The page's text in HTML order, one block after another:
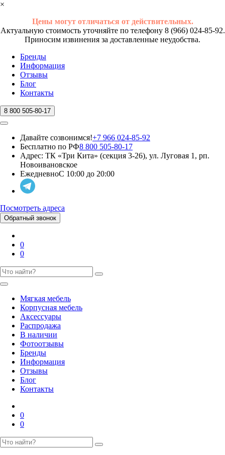
×
Цены могут отличаться от действительных.
Актуальную стоимость уточняйте по телефону 8 (966) 024-85-92.
Приносим извинения за доставленные неудобства.
Бренды
Информация
Отзывы
Блог
Контакты
8 800 505-80-17
Давайте созвонимся!+7 966 024-85-92
Бесплатно по РФ8 800 505-80-17
Адрес: ТК «Три Кита» (секция 3-26), ул. Луговая 1, рп.
Новоивановское
ЕжедневноС 10:00 до 20:00
Посмотреть адреса
Обратный звонок
0
0
Мягкая мебель
Корпусная мебель
Аксессуары
Распродажа
В наличии
Фотоотзывы
Бренды
Информация
Отзывы
Блог
Контакты
0
0